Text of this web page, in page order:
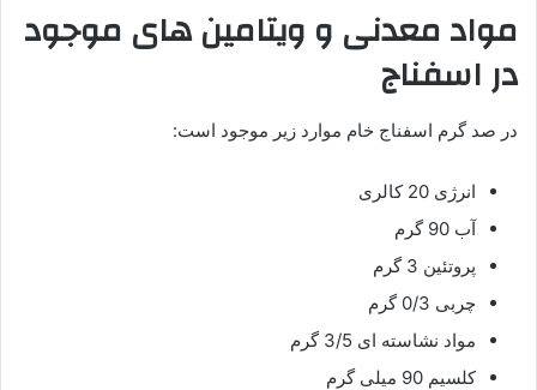
مواد معدنی و ویتامین های موجود
در اسفناج
در صد گرم اسفناج خام موارد زیر موجود است:
انرژی 20 کالری
آب 90 گرم
پروتئین 3 گرم
چربی 0/3 گرم
مواد نشاسته ای 3/5 گرم
کلسیم 90 میلی گرم